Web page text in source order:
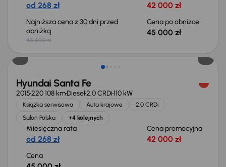
od 268 zł 42 000 zł
Najniższa cena z 30 dni przed
obniżką
45 500 zł
Cena po obniżce
45 000 zł
Hyundai Santa Fe
2015220 108 kmDiesel2.0 CRDi110 kW
Książka serwisowa Auta krajowe
2.0 CRDi
Salon Polska
+4 kolejnych
Miesięczna rata
od 268 zł
Cena promocyjna
42 000 zł
Cena